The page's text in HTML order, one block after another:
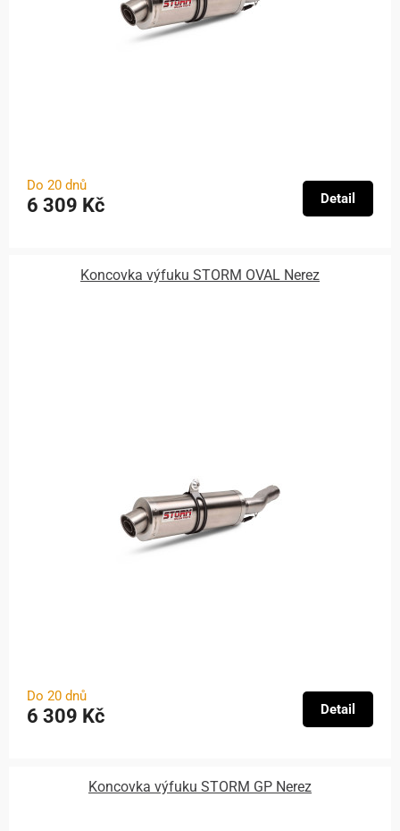
Do 20 dnů
6 309 Kč Detail
Koncovka výfuku STORM OVAL Nerez
Do 20 dnů
6 309 Kč Detail
Koncovka výfuku STORM GP Nerez